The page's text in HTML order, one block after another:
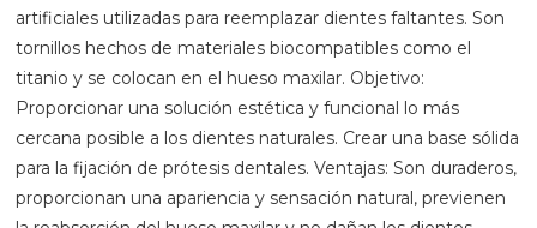
artificiales utilizadas para reemplazar dientes faltantes. Son
tornillos hechos de materiales biocompatibles como el
titanio y se colocan en el hueso maxilar. Objetivo:
Proporcionar una solución estética y funcional lo más
cercana posible a los dientes naturales. Crear una base sólida
para la fijación de prótesis dentales. Ventajas: Son duraderos,
proporcionan una apariencia y sensación natural, previenen